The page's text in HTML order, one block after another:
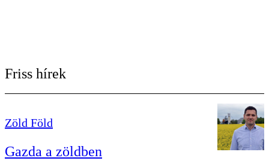
Friss hírek
Zöld Föld
Gazda a zöldben